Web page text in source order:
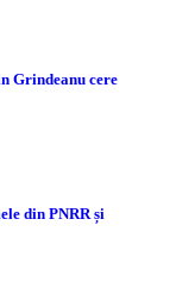
Grindeanu cere
din PNRR și